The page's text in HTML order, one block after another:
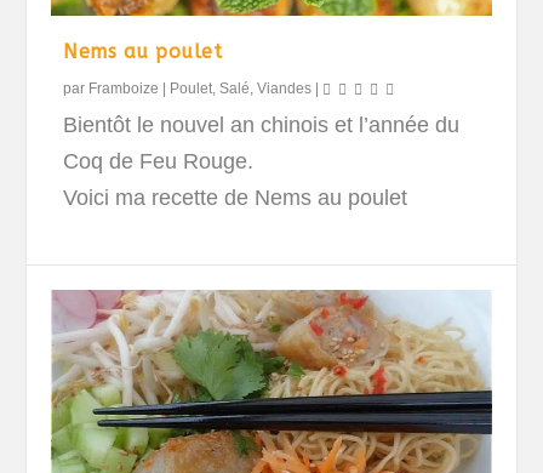
Nems au poulet
par Framboize Poulet,Salé,Viandes
Bientôt le nouvel an chinois et l’année du
Coq de Feu Rouge.
Voici ma recette de Nems au poulet